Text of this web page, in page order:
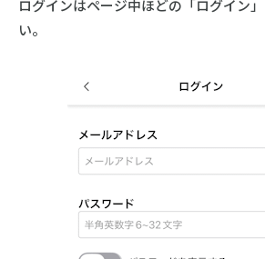
ログインはページ中ほどの「ログイン
い。